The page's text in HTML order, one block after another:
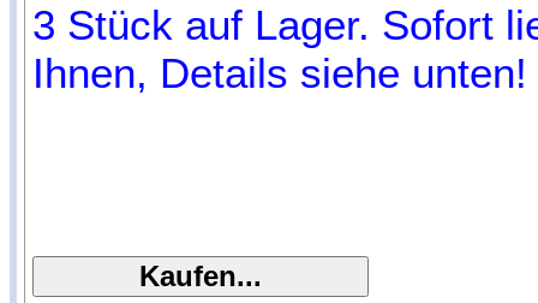
3 Stück auf Lager. Sofort
Ihnen, Details siehe unten!